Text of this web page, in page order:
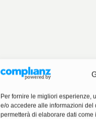
Per fornire le migliori esperienze,
e/o accedere alle informazioni del
permetterà di elaborare dati